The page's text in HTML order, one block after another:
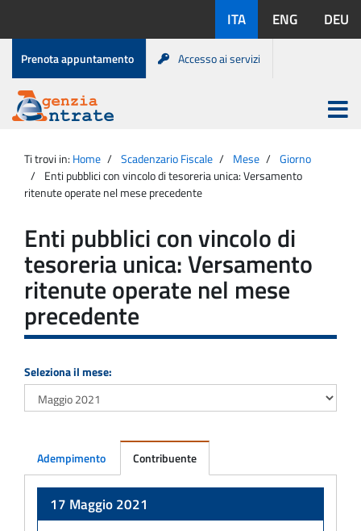
contenuto
disponibili:
ITA ENG DEU
Menu
di
servizio
Prenota appuntamento Accesso ai servizi
Agenzia
Entrate
Apri
menu
principale
Ti trovi in: Home Scadenzario Fiscale Mese
Giorno
Enti pubblici con vincolo di tesoreria unica: Versamento
ritenute operate nel mese precedente
Enti pubblici con vincolo di
tesoreria unica: Versamento
ritenute operate nel mese
precedente
Seleziona il mese:
Adempimento Contribuente
17 Maggio 2021